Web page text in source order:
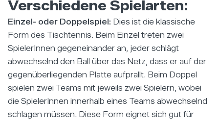
Verschiedene Spielarten:
Einzel- oder Doppelspiel: Dies ist die klassische
Form des Tischtennis. Beim Einzel treten zwei
SpielerInnen gegeneinander an, jeder schlägt
abwechselnd den Ball über das Netz, dass er auf der
gegenüberliegenden Platte aufprallt. Beim Doppel
spielen zwei Teams mit jeweils zwei Spielern, wobei
die SpielerInnen innerhalb eines Teams abwechselnd
schlagen müssen. Diese Form eignet sich gut für